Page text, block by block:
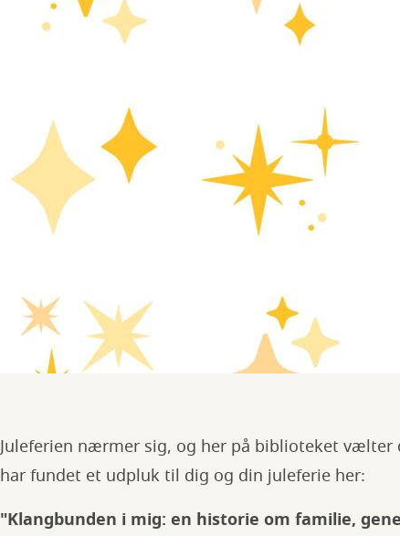
Juleferien nærmer sig, og her på biblioteket vælter
har fundet et udpluk til dig og din juleferie her:
"Klangbunden i mig: en historie om familie,